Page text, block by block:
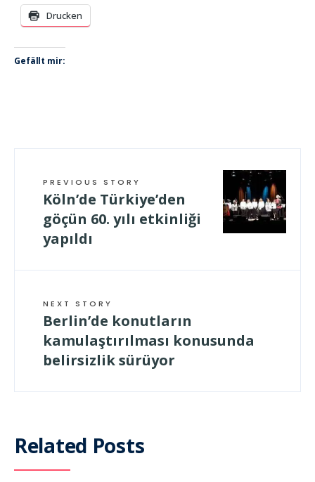
Drucken
Gefällt mir:
PREVIOUS STORY
Köln’de Türkiye’den
göçün 60. yılı etkinliği
yapıldı
NEXT STORY
Berlin’de konutların
kamulaştırılması konusunda
belirsizlik sürüyor
Related Posts